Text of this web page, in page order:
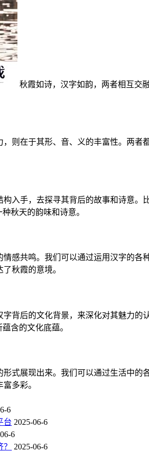
秋霞如诗，汉字如韵，两者相互交
则在于其形、音、义的丰富性。两
入手，去探寻其背后的故事和诗意。
秋天的韵味和诗意。
感共鸣。我们可以通过运用汉字的
秋霞的意境。
背后的文化背景，来深化对其魅力
含的文化底蕴。
式展现出来。我们可以通过生活中
多彩。
6
台 2025-06-6
6
2025-06-6